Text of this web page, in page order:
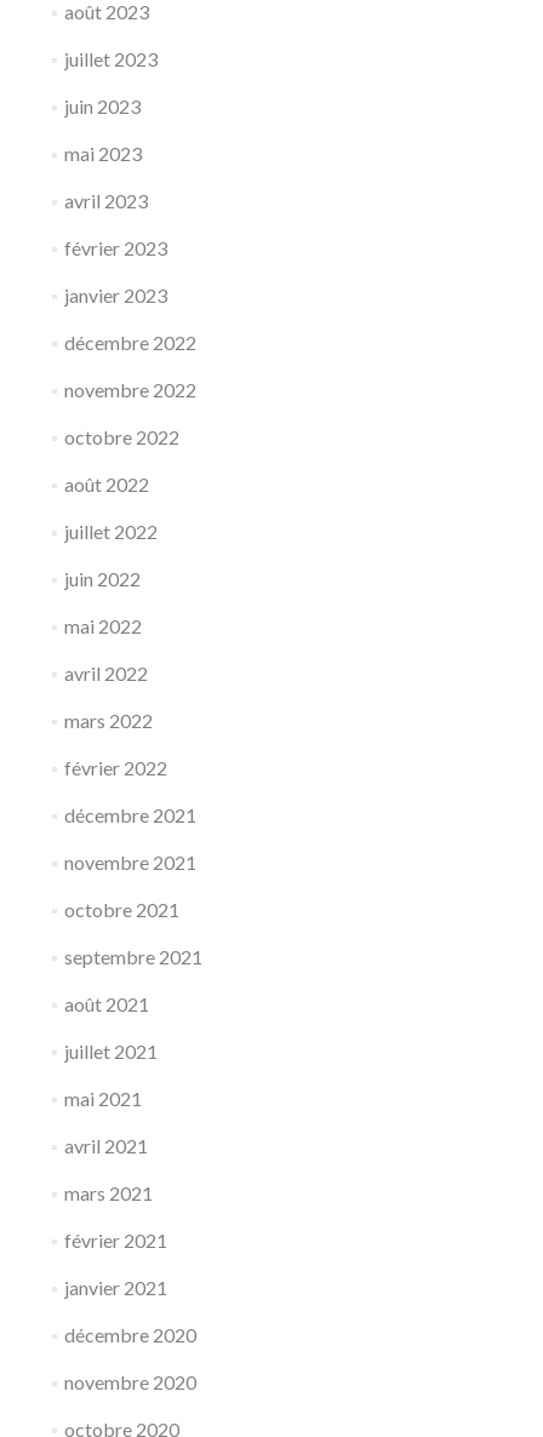
août 2023
juillet 2023
juin 2023
mai 2023
avril 2023
février 2023
janvier 2023
décembre 2022
novembre 2022
octobre 2022
août 2022
juillet 2022
juin 2022
mai 2022
avril 2022
mars 2022
février 2022
décembre 2021
novembre 2021
octobre 2021
septembre 2021
août 2021
juillet 2021
mai 2021
avril 2021
mars 2021
février 2021
janvier 2021
décembre 2020
novembre 2020
octobre 2020